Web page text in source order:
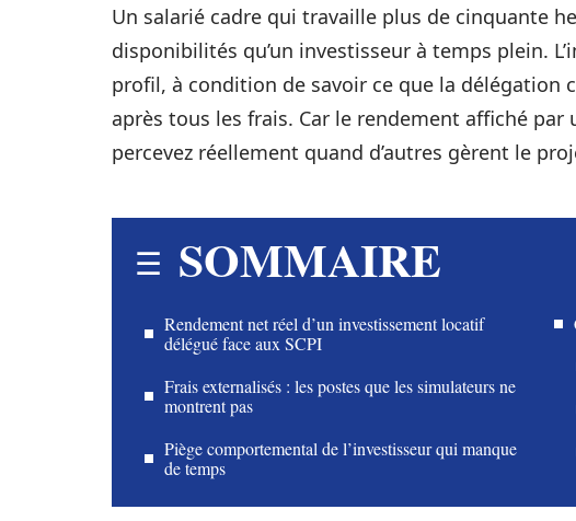
Un salarié cadre qui travaille plus de cinquante
disponibilités qu’un investisseur à temps plein.
profil, à condition de savoir ce que la délégation
après tous les frais. Car le rendement affiché par
percevez réellement quand d’autres gèrent le
SOMMAIRE
Rendement net réel d’un investissement locatif
délégué face aux SCPI
Frais externalisés : les postes que les simulateurs ne
montrent pas
Piège comportemental de l’investisseur qui manque
de temps